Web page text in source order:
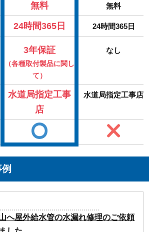
無料 無料
24時間365日 24時間365日
3年保証
（各種取付製品に関し
て）
なし
水道局指定工事
店
水道局指定工事店
へ屋外給水管の水漏れ修理のご依頼